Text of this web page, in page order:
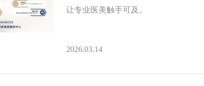
让专业医美触手可及。
2026.03.14